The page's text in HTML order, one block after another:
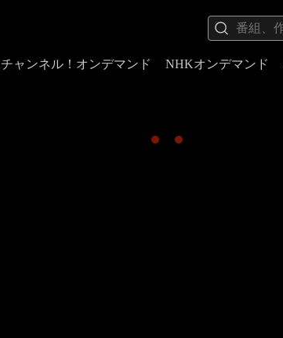
チャンネル！オンデマンド NHKオンデマンド